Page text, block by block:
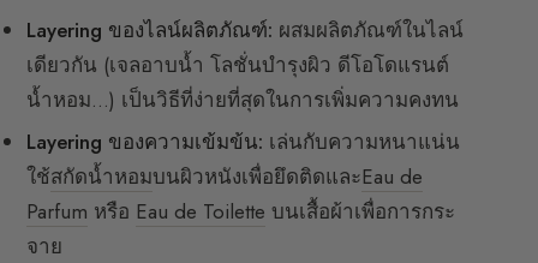
Layering ของไลน์ผลิตภัณฑ์: ผสมผลิตภัณฑ์ในไลน์
เดียวกัน (เจลอาบน้ำ โลชั่นบำรุงผิว ดีโอโดแรนต์
น้ำหอม…) เป็นวิธีที่ง่ายที่สุดในการเพิ่มความคงทน
Layering ของความเข้มข้น: เล่นกับความหนาแน่น
ใช้สกัดน้ำหอมบนผิวหนังเพื่อยึดติดและEau de
Parfum หรือ Eau de Toilette บนเสื้อผ้าเพื่อการกระ
จาย